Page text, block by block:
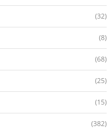
(32)
(8)
(68)
(25)
(15)
(382)